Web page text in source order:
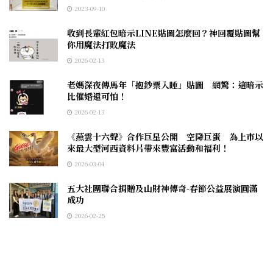
2023-09-10
收到長輩紅包暗示LINE貼圖怎麼回？神回覆貼圖幫
你用魔法打敗魔法
2026-02-13
老媽深夜傳馬年「抱鈔票入睡」貼圖 網驚：這暗示
比催婚還可怕！
2026-02-13
《燕雲十六聲》合作巨星公開 空降巨蛋 為上市以
來最大型河西資料片帶來豐富活動和福利！
2026-03-04
五大社團聯合捐贈及山財神傳奇-春節公益展演圓滿
成功
2026-02-25